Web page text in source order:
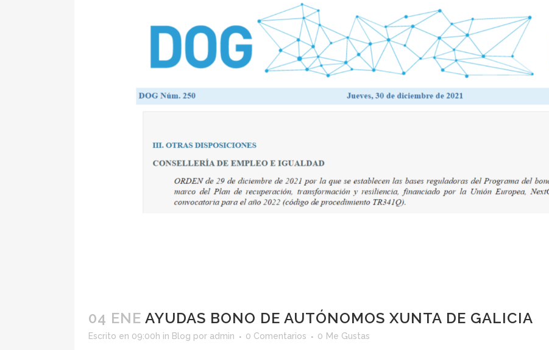
04 ENE AYUDAS BONO DE AUTÓNOMOS XUNTA DE GALICIA
Escrito en 09:00h in Blog por admin 0 Comentarios 0 Me Gustas